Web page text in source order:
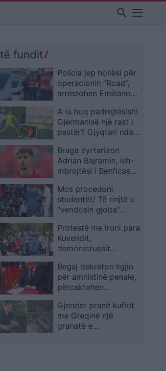
search
të fundit
Policia jep hollësi për
operacionin “Road”,
arrestohen Emiliano
A iu hoq padrejtësisht
Gjermanisë një rast i
pastër? Gjyqtari ndali
ideal të Neuerit ndaj
Paraguait
Braga zyrtarizon
Adrian Bajramin, ish-
mbrojtësi i Benficas
2031
Mos procedoni
studentët/ Të rinjtë u
“vendosin gjoba”
protestë, kërkesat
tona janë të qarta
(VIDEO)
Protestë me ironi para
Kuvendit,
demonstruesit
kosh mbeturinash te
hyrja
Begaj dekreton ligjin
për amnistinë penale,
përcaktohen
përfitojnë dhe ato që
përjashtohen
Gjendet pranë kufirit
me Greqinë një
granatë e